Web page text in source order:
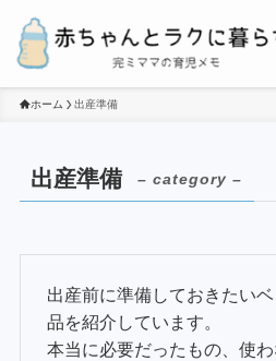
ホーム 出産準備
出産準備 – category –
出産前に準備しておきたい
品を紹介しています。
本当に必要だったもの、使わ